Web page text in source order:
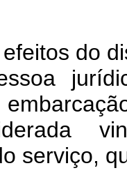
do
serviço,